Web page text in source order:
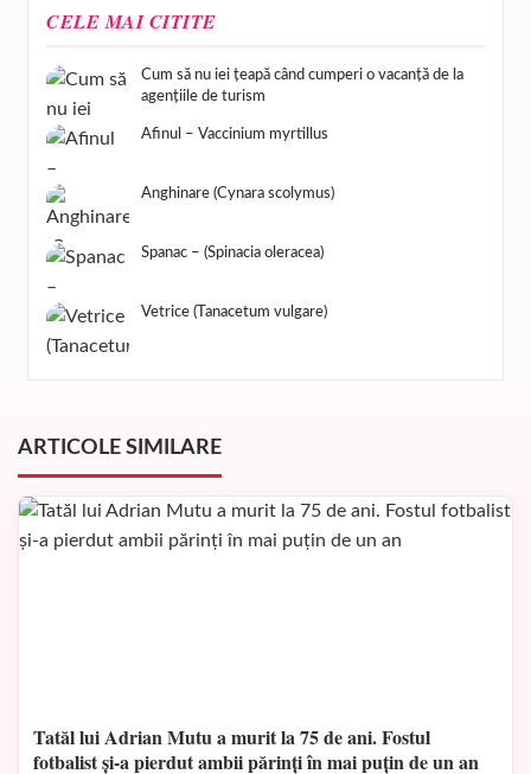
CELE MAI CITITE
Cum să nu iei țeapă când cumperi o vacanță de la
agențiile de turism
Afinul – Vaccinium myrtillus
Anghinare (Cynara scolymus)
Spanac – (Spinacia oleracea)
Vetrice (Tanacetum vulgare)
ARTICOLE SIMILARE
Tatăl lui Adrian Mutu a murit la 75 de ani. Fostul
fotbalist și-a pierdut ambii părinți în mai puțin de un an